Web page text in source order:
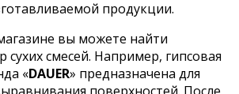
продукции.
вы можете найти
смесей. Например, гипсовая
«DAUER» предназначена для